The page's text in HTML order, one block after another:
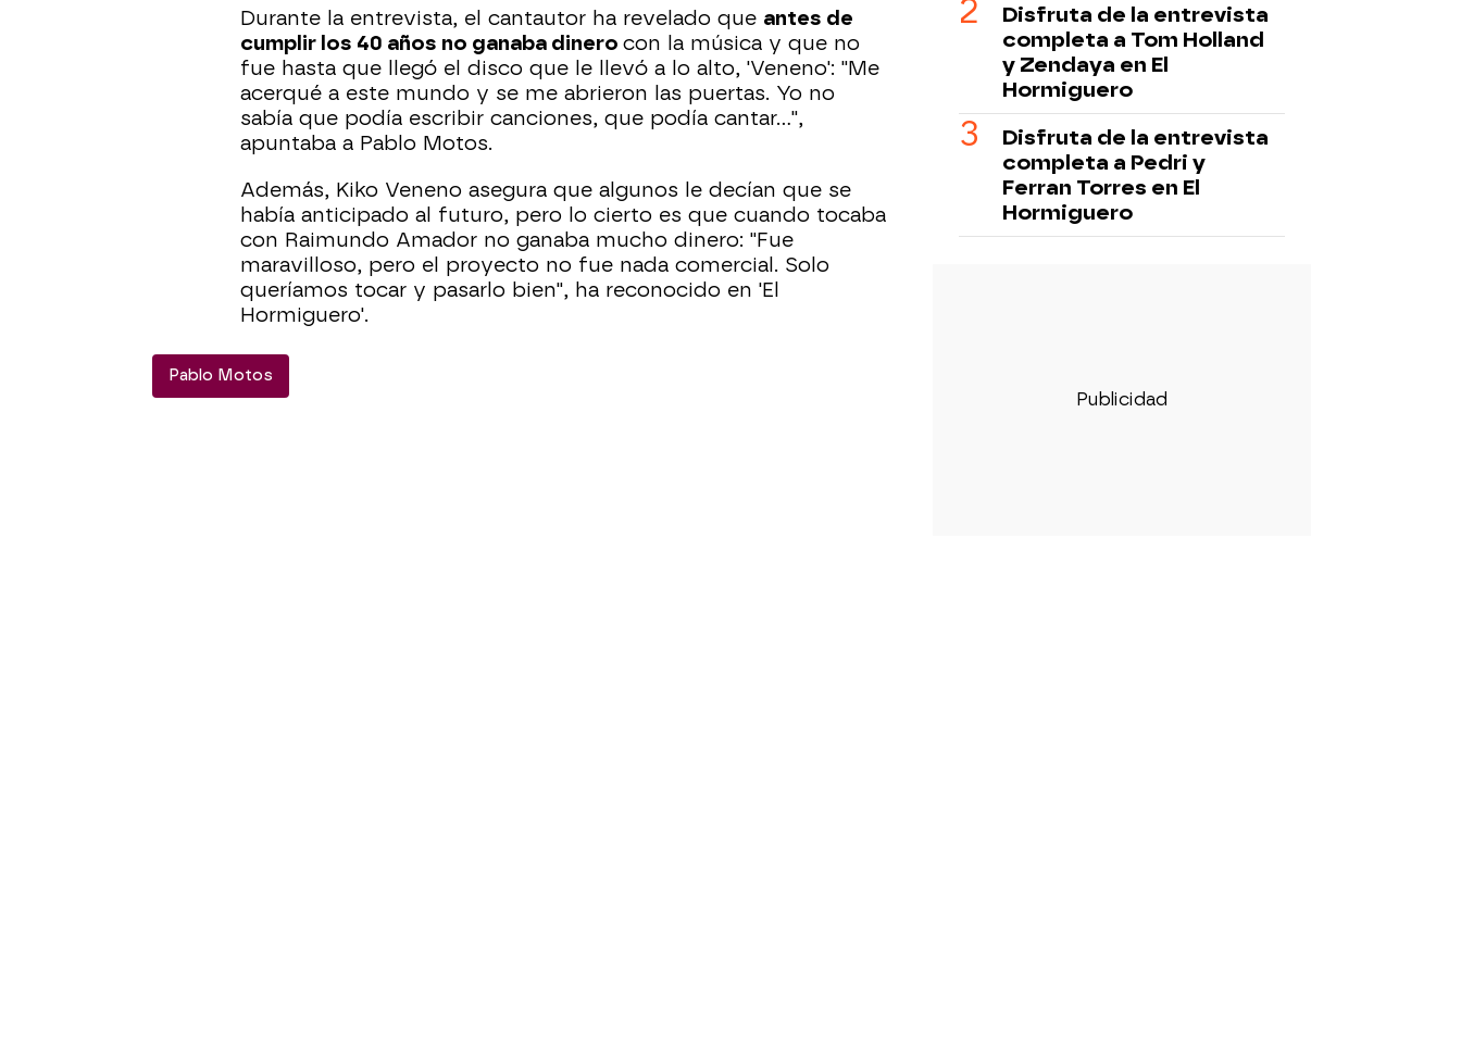
Durante la entrevista, el cantautor ha revelado que antes de
cumplir los 40 años no ganaba dinero con la música y que no
fue hasta que llegó el disco que le llevó a lo alto, 'Veneno': "Me
acerqué a este mundo y se me abrieron las puertas. Yo no
sabía que podía escribir canciones, que podía cantar...",
apuntaba a Pablo Motos.
Además, Kiko Veneno asegura que algunos le decían que se
había anticipado al futuro, pero lo cierto es que cuando tocaba
con Raimundo Amador no ganaba mucho dinero: "Fue
maravilloso, pero el proyecto no fue nada comercial. Solo
queríamos tocar y pasarlo bien", ha reconocido en 'El
Hormiguero'.
Pablo Motos
Disfruta de la entrevista
completa a Tom Holland
y Zendaya en El
Hormiguero
Disfruta de la entrevista
completa a Pedri y
Ferran Torres en El
Hormiguero